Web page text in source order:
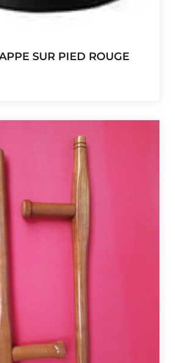
SUR PIED ROUGE